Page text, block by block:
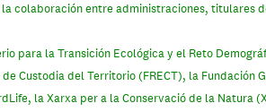
colaboración entre administraciones, titulares
para la Transición Ecológica y el Reto
Custodia del Territorio (FRECT), la
la Xarxa per a la Conservació de la Natura